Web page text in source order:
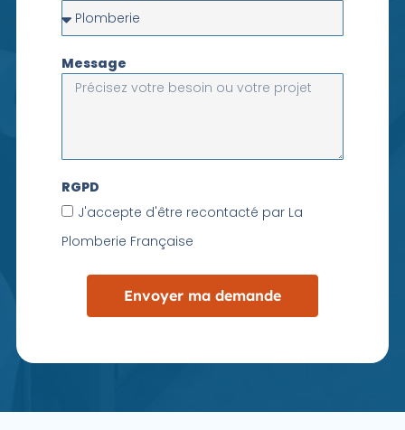
Message
RGPD
J'accepte d'être recontacté par La
Plomberie Française
Envoyer ma demande